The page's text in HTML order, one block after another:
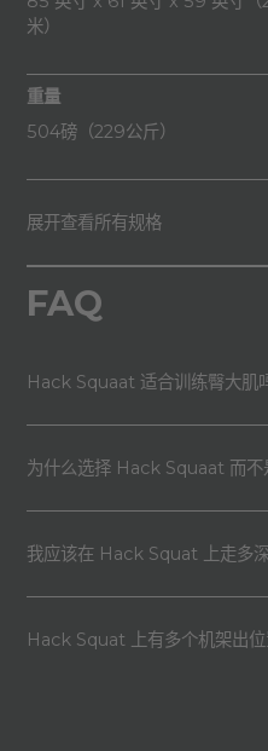
米）
重量
504磅（229公斤）
展开查看所有规格
FAQ
Hack Squaat 适合训练臀大肌
为什么选择 Hack Squaat 而不
我应该在 Hack Squat 上走多深
Hack Squat 上有多个机架出位